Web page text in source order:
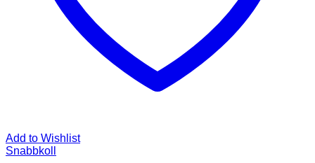
Add to Wishlist
Snabbkoll